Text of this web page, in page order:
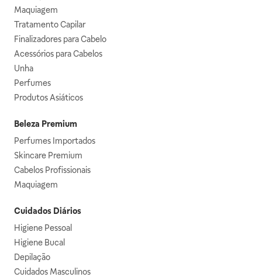
Maquiagem
Tratamento Capilar
Finalizadores para Cabelo
Acessórios para Cabelos
Unha
Perfumes
Produtos Asiáticos
Beleza Premium
Perfumes Importados
Skincare Premium
Cabelos Profissionais
Maquiagem
Cuidados Diários
Higiene Pessoal
Higiene Bucal
Depilação
Cuidados Masculinos